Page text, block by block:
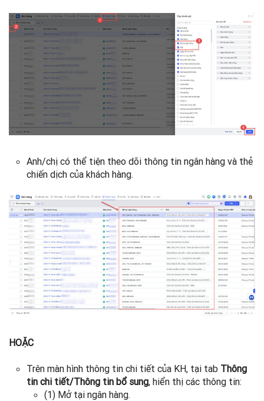
Anh/chị có thể tiện theo dõi thông tin ngân hàng và thẻ
chiến dịch của khách hàng.
HOẶC
Trên màn hình thông tin chi tiết của KH, tại tab Thông
tin chi tiết/Thông tin bổ sung, hiển thị các thông tin:
(1) Mở tại ngân hàng.